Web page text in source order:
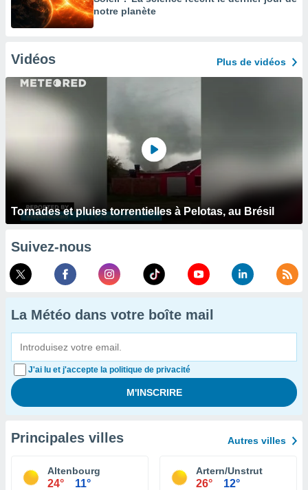
notre planète
Vidéos Plus de vidéos
Tornades et pluies torrentielles à Pelotas, au Brésil
Suivez-nous
La Météo dans votre boîte mail
J'ai lu et j'accepte la politique de privacité
Principales villes Autres villes
Altenbourg
24° 11°
Artern/Unstrut
26° 12°